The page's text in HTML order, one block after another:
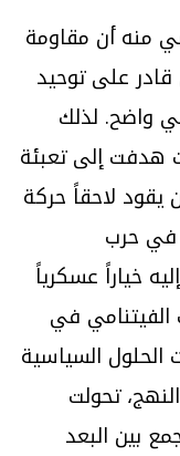
منه أن مقاومة
على توحيد
واضح. لذلك
إلى تعبئة
يقود لاحقاً حركة
في حرب
خياراً عسكرياً
في
الحلول السياسية
تحولت
بين البعد